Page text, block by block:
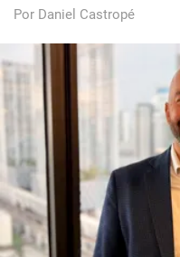
Por Daniel Castropé